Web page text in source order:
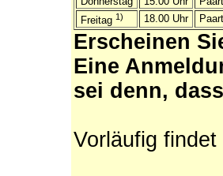
Freitag 1) 18.00 Uhr
Erscheinen
Eine
sei denn,
Vorläufig